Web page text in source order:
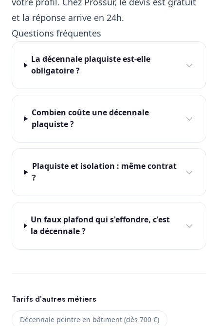
et la réponse arrive en 24h.
Questions fréquentes
La décennale plaquiste est-elle
obligatoire ?
Combien coûte une décennale
plaquiste ?
Plaquiste et isolation : même contrat
?
Un faux plafond qui s'effondre, c'est
la décennale ?
Tarifs d'autres métiers
Décennale peintre en bâtiment (dès 700 €)